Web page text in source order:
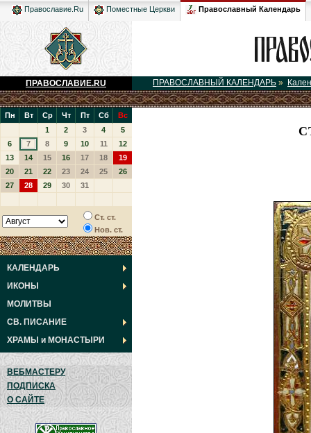
Православие.Ru Поместные Церкви Православный Календарь
ПРАВОСЛАВИЕ.RU ПРАВОСЛАВНЫЙ КАЛЕНДАРЬ »
Пн Вт Ср Чт Пт Сб
Вс
1
2 3 4
5
6
7 8 9 10 11
12
13
14 15 16 17 18
19
20
21 22 23 24 25
26
27
28 29 30 31
Ст. ст.
Нов. ст.
КАЛЕНДАРЬ
ИКОНЫ
МОЛИТВЫ
СВ. ПИСАНИЕ
ХРАМЫ и МОНАСТЫРИ
ВЕБМАСТЕРУ
ПОДПИСКА
О САЙТЕ